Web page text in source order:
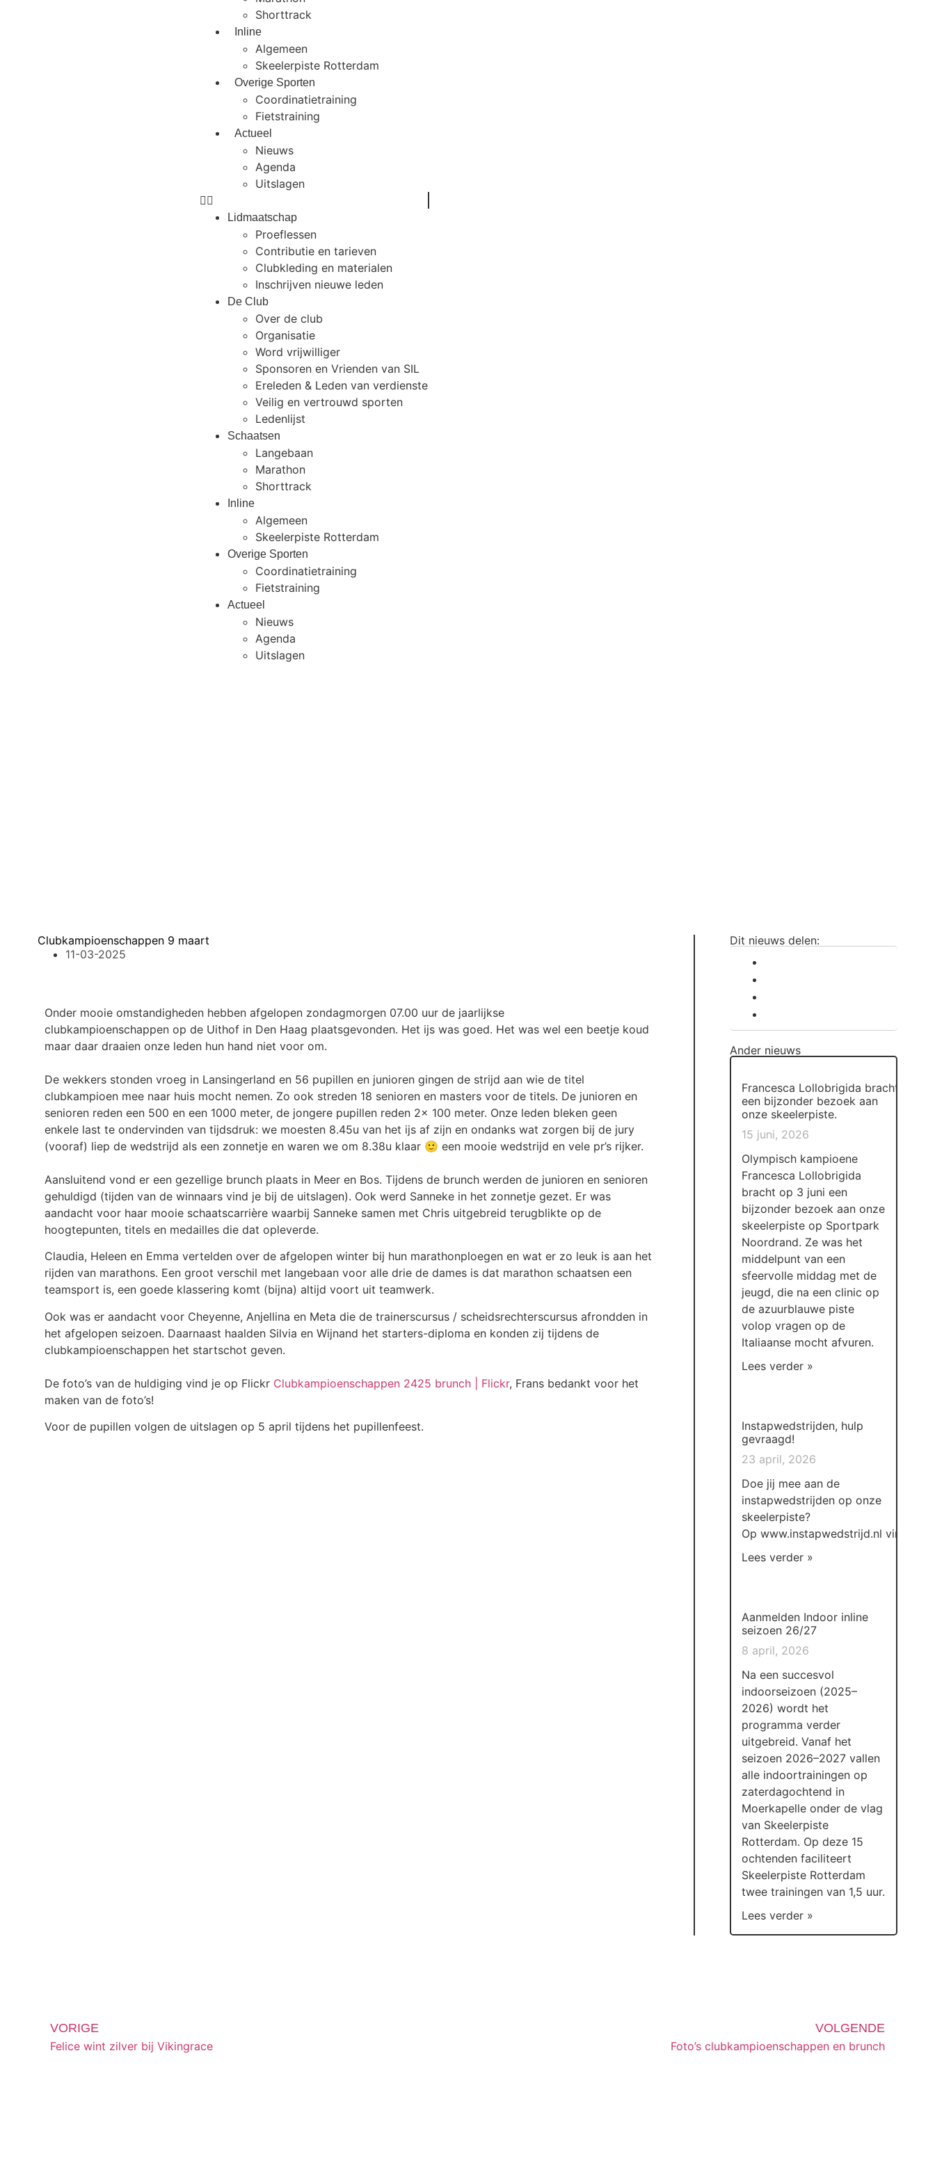
Shorttrack
Inline
Algemeen
Skeelerpiste Rotterdam
Overige Sporten
Coordinatietraining
Fietstraining
Actueel
Nieuws
Agenda
Uitslagen
Lidmaatschap
Proeflessen
Contributie en tarieven
Clubkleding en materialen
Inschrijven nieuwe leden
De Club
Over de club
Organisatie
Word vrijwilliger
Sponsoren en Vrienden van SIL
Ereleden & Leden van verdienste
Veilig en vertrouwd sporten
Ledenlijst
Schaatsen
Langebaan
Marathon
Shorttrack
Inline
Algemeen
Skeelerpiste Rotterdam
Overige Sporten
Coordinatietraining
Fietstraining
Actueel
Nieuws
Agenda
Uitslagen
Clubkampioenschappen 9 maart
11-03-2025
Onder mooie omstandigheden hebben afgelopen zondagmorgen 07.00 uur de jaarlijkse
clubkampioenschappen op de Uithof in Den Haag plaatsgevonden. Het ijs was goed. Het was wel een beetje koud
maar daar draaien onze leden hun hand niet voor om.
De wekkers stonden vroeg in Lansingerland en 56 pupillen en junioren gingen de strijd aan wie de titel
clubkampioen mee naar huis mocht nemen. Zo ook streden 18 senioren en masters voor de titels. De junioren en
senioren reden een 500 en een 1000 meter, de jongere pupillen reden 2x 100 meter. Onze leden bleken geen
enkele last te ondervinden van tijdsdruk: we moesten 8.45u van het ijs af zijn en ondanks wat zorgen bij de jury
(vooraf) liep de wedstrijd als een zonnetje en waren we om 8.38u klaar 🙂 een mooie wedstrijd en vele pr’s rijker.
Aansluitend vond er een gezellige brunch plaats in Meer en Bos. Tijdens de brunch werden de junioren en senioren
gehuldigd (tijden van de winnaars vind je bij de uitslagen). Ook werd Sanneke in het zonnetje gezet. Er was
aandacht voor haar mooie schaatscarrière waarbij Sanneke samen met Chris uitgebreid terugblikte op de
hoogtepunten, titels en medailles die dat opleverde.
Claudia, Heleen en Emma vertelden over de afgelopen winter bij hun marathonploegen en wat er zo leuk is aan het
rijden van marathons. Een groot verschil met langebaan voor alle drie de dames is dat marathon schaatsen een
teamsport is, een goede klassering komt (bijna) altijd voort uit teamwerk.
Ook was er aandacht voor Cheyenne, Anjellina en Meta die de trainerscursus / scheidsrechterscursus afrondden in
het afgelopen seizoen. Daarnaast haalden Silvia en Wijnand het starters-diploma en konden zij tijdens de
clubkampioenschappen het startschot geven.
De foto’s van de huldiging vind je op Flickr Clubkampioenschappen 2425 brunch | Flickr, Frans bedankt voor het
maken van de foto’s!
Voor de pupillen volgen de uitslagen op 5 april tijdens het pupillenfeest.
Dit nieuws delen:
Ander nieuws
Francesca Lollobrigida bracht
een bijzonder bezoek aan
onze skeelerpiste.
15 juni, 2026
Olympisch kampioene
Francesca Lollobrigida
bracht op 3 juni een
bijzonder bezoek aan onze
skeelerpiste op Sportpark
Noordrand. Ze was het
middelpunt van een
sfeervolle middag met de
jeugd, die na een clinic op
de azuurblauwe piste
volop vragen op de
Italiaanse mocht afvuren.
Lees verder »
Instapwedstrijden, hulp
gevraagd!
23 april, 2026
Doe jij mee aan de
instapwedstrijden op onze
skeelerpiste?
Op www.instapwedstrijd.nl vind
Lees verder »
Aanmelden Indoor inline
seizoen 26/27
8 april, 2026
Na een succesvol
indoorseizoen (2025–
2026) wordt het
programma verder
uitgebreid. Vanaf het
seizoen 2026–2027 vallen
alle indoortrainingen op
zaterdagochtend in
Moerkapelle onder de vlag
van Skeelerpiste
Rotterdam. Op deze 15
ochtenden faciliteert
Skeelerpiste Rotterdam
twee trainingen van 1,5 uur.
Lees verder »
VORIGE
Felice wint zilver bij Vikingrace
VOLGENDE
Foto’s clubkampioenschappen en brunch